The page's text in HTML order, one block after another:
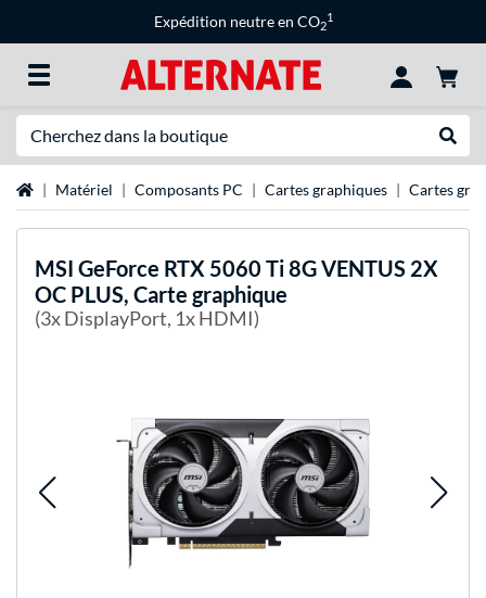
Expédition neutre en CO2
1
Page d'accueil
Matériel Composants PC Cartes graphiques Cartes
MSI GeForce RTX 5060 Ti 8G VENTUS 2X
OC PLUS, Carte graphique
(3x DisplayPort, 1x HDMI)